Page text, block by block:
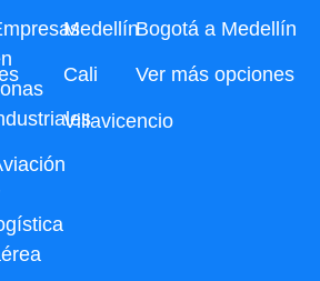
Medellín
Cali
Villavicencio
Bogotá a Medellín
Ver más opciones